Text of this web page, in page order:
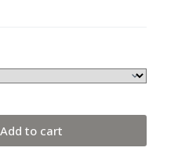
Add to cart